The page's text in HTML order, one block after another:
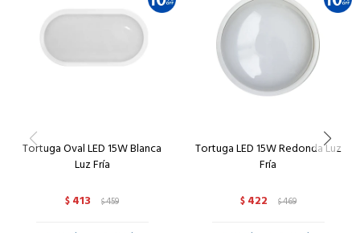
Tortuga Oval LED 15W Blanca
Luz Fría
$ 413 $459
Tortuga LED 15W Redonda Luz
Fría
$ 422 $469